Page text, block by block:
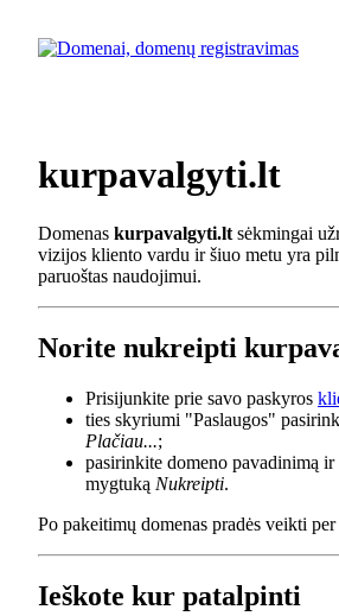
kurpavalgyti.lt
Domenas kurpavalgyti.lt sėkmingai
vizijos kliento vardu ir šiuo metu yra
paruoštas naudojimui.
Norite nukreipti
Prisijunkite prie savo paskyros
ties skyriumi "Paslaugos"
Plačiau...;
pasirinkite domeno pavadinimą ir
mygtuką Nukreipti.
Po pakeitimų domenas pradės veikti
Ieškote kur patalpinti